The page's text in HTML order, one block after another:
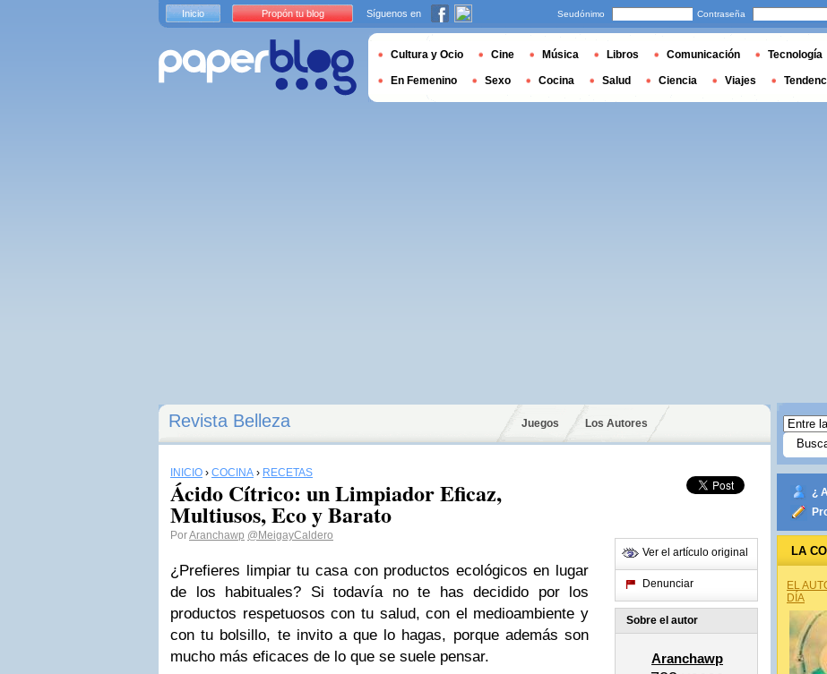
Revista Belleza Juegos Los Autores
INICIO › COCINA › RECETAS
Ácido Cítrico: un Limpiador Eficaz,
Multiusos, Eco y Barato
PorAranchawp @MeigayCaldero
¿Prefieres limpiar tu casa con productos ecológicos en lugar
de los habituales? Si todavía no te has decidido por los
productos respetuosos con tu salud, con el medioambiente y
con tu bolsillo, te invito a que lo hagas, porque además son
mucho más eficaces de lo que se suele pensar.
Ver el artículo original
Denunciar
Sobre el autor
Aranchawp
¿
LA
EL
DÍA
Inicio Propón tu blog Síguenos en Seudónimo Contraseña
Cultura y Ocio Cine Música Libros Comunicación Tecnología
En Femenino Sexo Cocina Salud Ciencia Viajes